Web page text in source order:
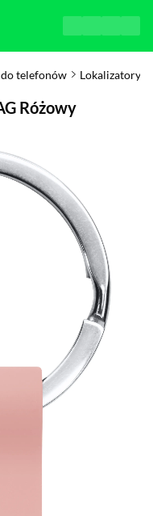
telefonów Lokalizatory
Różowy